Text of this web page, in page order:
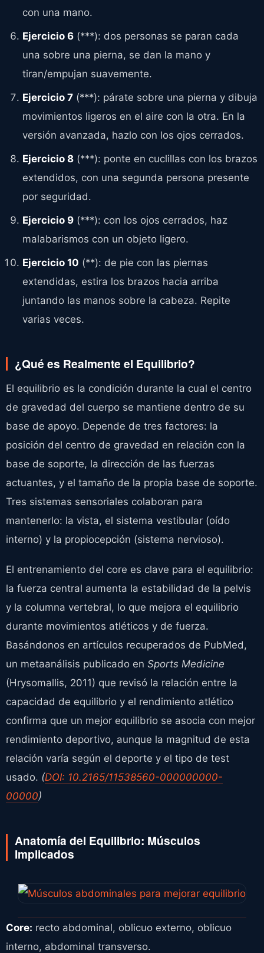
con una mano.
Ejercicio 6 (***): dos personas se paran cada
una sobre una pierna, se dan la mano y
tiran/empujan suavemente.
Ejercicio 7 (***): párate sobre una pierna y dibuja
movimientos ligeros en el aire con la otra. En la
versión avanzada, hazlo con los ojos cerrados.
Ejercicio 8 (***): ponte en cuclillas con los brazos
extendidos, con una segunda persona presente
por seguridad.
Ejercicio 9 (***): con los ojos cerrados, haz
malabarismos con un objeto ligero.
Ejercicio 10 (**): de pie con las piernas
extendidas, estira los brazos hacia arriba
juntando las manos sobre la cabeza. Repite
varias veces.
¿Qué es Realmente el Equilibrio?
El equilibrio es la condición durante la cual el centro
de gravedad del cuerpo se mantiene dentro de su
base de apoyo. Depende de tres factores: la
posición del centro de gravedad en relación con la
base de soporte, la dirección de las fuerzas
actuantes, y el tamaño de la propia base de soporte.
Tres sistemas sensoriales colaboran para
mantenerlo: la vista, el sistema vestibular (oído
interno) y la propiocepción (sistema nervioso).
El entrenamiento del core es clave para el equilibrio:
la fuerza central aumenta la estabilidad de la pelvis
y la columna vertebral, lo que mejora el equilibrio
durante movimientos atléticos y de fuerza.
Basándonos en artículos recuperados de PubMed,
un metaanálisis publicado en Sports Medicine
(Hrysomallis, 2011) que revisó la relación entre la
capacidad de equilibrio y el rendimiento atlético
confirma que un mejor equilibrio se asocia con mejor
rendimiento deportivo, aunque la magnitud de esta
relación varía según el deporte y el tipo de test
usado. (DOI: 10.2165/11538560-000000000-
00000)
Anatomía del Equilibrio: Músculos
Implicados
Core: recto abdominal, oblicuo externo, oblicuo
interno, abdominal transverso.